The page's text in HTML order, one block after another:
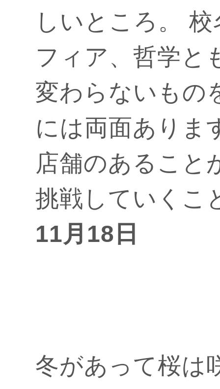
しいところ。
フィア、哲学と
変わらないもの
には両面ありま
店舗のあること
挑戦していくこ
11月18日
冬があって桜は